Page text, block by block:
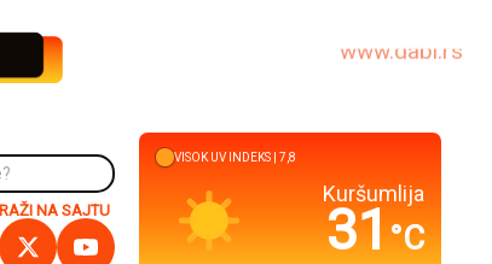
www.dabi.rs
NA SAJTU
VISOKUV INDEKS | 7,8
Kuršumlija
31°C